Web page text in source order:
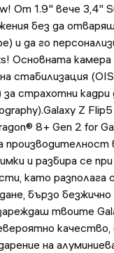
От 1.9" вече 3,4"
без да
и да го
Основната камера
стабилизация
за страхотни
Z
8+ Gen 2 for
производителност
и разбира се
като разполага
бързо
твоите
на